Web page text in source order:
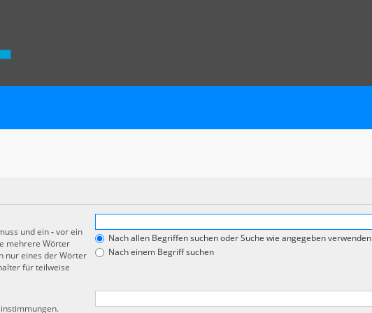
und ein-vor ein
mehrere Wörter
nur eines der Wörter
für teilweise
Nach allen Begriffen suchen oder Suche wie angegeben verwenden
Nach einem Begriff suchen